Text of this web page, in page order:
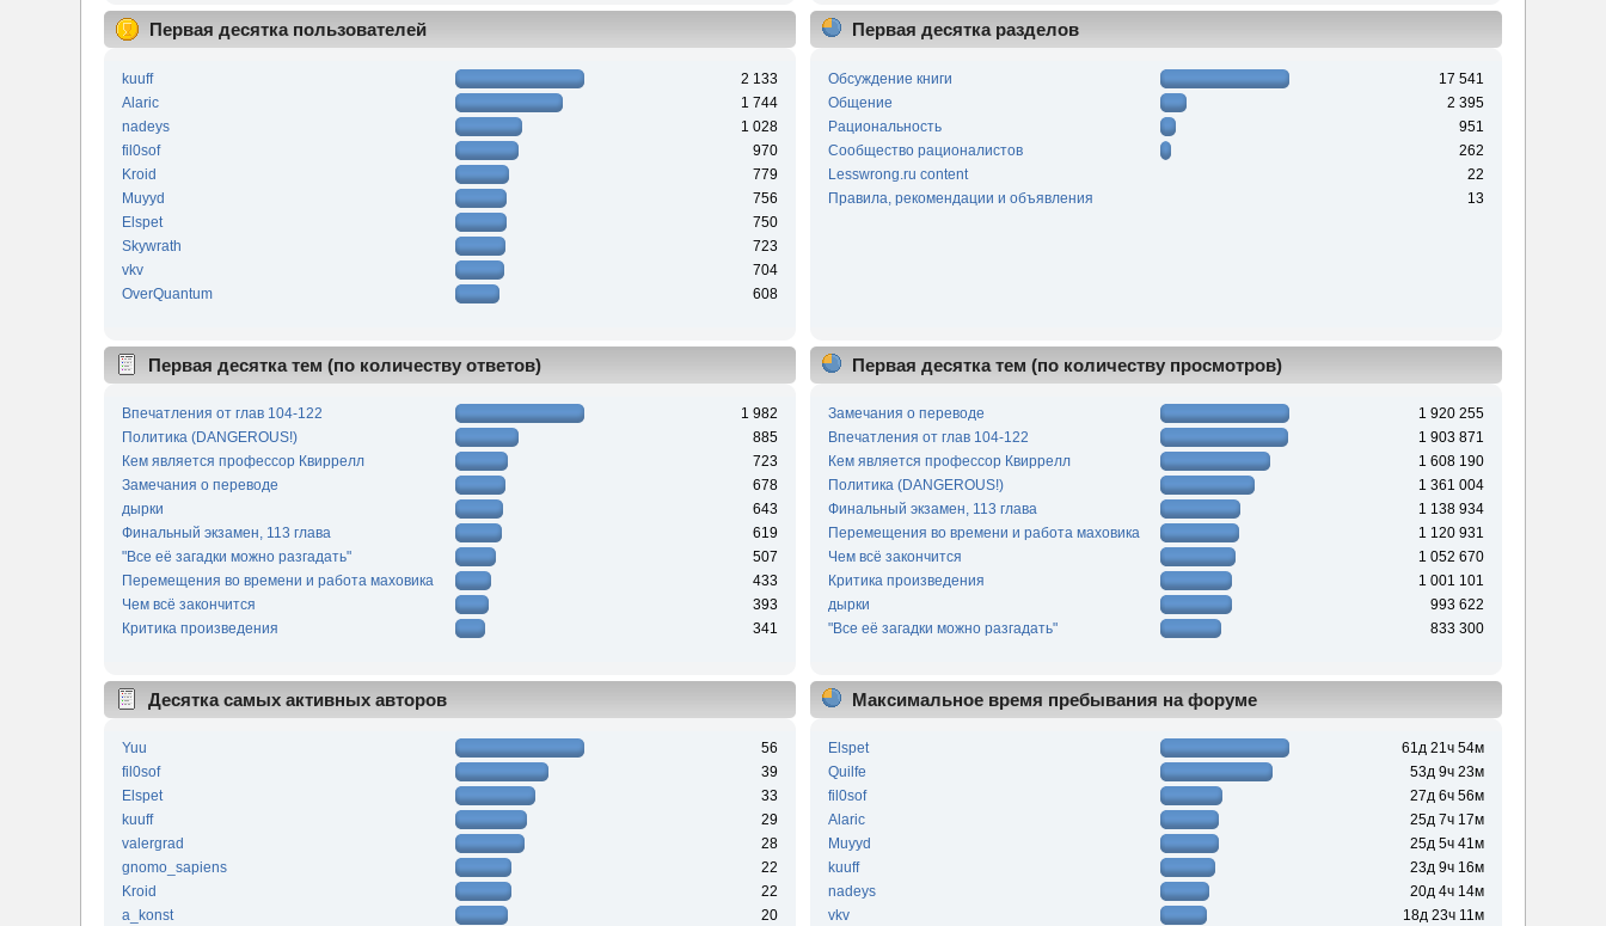
Первая десятка пользователей
kuuff
2 133
Alaric
1 744
nadeys
1 028
fil0sof
970
Kroid
779
Muyyd
756
Elspet
750
Skywrath
723
vkv
704
OverQuantum
608
Первая десятка разделов
Обсуждение книги
17 541
Общение
2 395
Рациональность
951
Сообщество рационалистов
262
Lesswrong.ru content
22
Правила, рекомендации и объявления
13
Первая десятка тем (по количеству ответов)
Впечатления от глав 104-122
1 982
Политика (DANGEROUS!)
885
Кем является профессор Квиррелл
723
Замечания о переводе
678
дырки
643
Финальный экзамен, 113 глава
619
"Все её загадки можно разгадать"
507
Перемещения во времени и работа маховика
433
Чем всё закончится
393
Критика произведения
341
Первая десятка тем (по количеству просмотров)
Замечания о переводе
1 920 255
Впечатления от глав 104-122
1 903 871
Кем является профессор Квиррелл
1 608 190
Политика (DANGEROUS!)
1 361 004
Финальный экзамен, 113 глава
1 138 934
Перемещения во времени и работа маховика
1 120 931
Чем всё закончится
1 052 670
Критика произведения
1 001 101
дырки
993 622
"Все её загадки можно разгадать"
833 300
Десятка самых активных авторов
Yuu
56
fil0sof
39
Elspet
33
kuuff
29
valergrad
28
gnomo_sapiens
22
Kroid
22
a_konst
20
Максимальное время пребывания на форуме
Elspet
61д 21ч 54м
Quilfe
53д 9ч 23м
fil0sof
27д 6ч 56м
Alaric
25д 7ч 17м
Muyyd
25д 5ч 41м
kuuff
23д 9ч 16м
nadeys
20д 4ч 14м
vkv
18д 23ч 11м